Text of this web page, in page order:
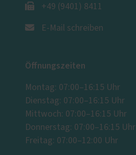
+49 (9401) 8411
E-Mail schreiben
Öffnungszeiten
Montag: 07:00–16:15 Uhr
Dienstag: 07:00–16:15 Uhr
Mittwoch: 07:00–16:15 Uhr
Donnerstag: 07:00–16:15 Uhr
Freitag: 07:00–12:00 Uhr